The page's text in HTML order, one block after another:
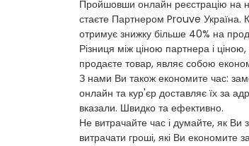
Пройшовши онлайн реєстрацію на
стаєте Партнером Prouve Україна.
отримує знижку більше 40% на
Різниця між ціною партнера і
продаєте товар, являє собою
З нами Ви також економите час:
онлайн та кур'єр доставляє їх за
вказали. Швидко та ефективно.
Не витрачайте час і думайте, як Ви
витрачати гроші, які Ви економите